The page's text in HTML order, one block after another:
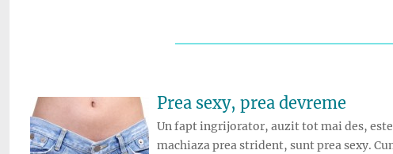
Prea sexy, prea devreme
Un fapt ingrijorator, auzit tot mai des,
machiaza prea strident, sunt prea sexy.